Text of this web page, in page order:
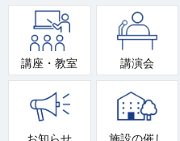
講座・教室 講演会